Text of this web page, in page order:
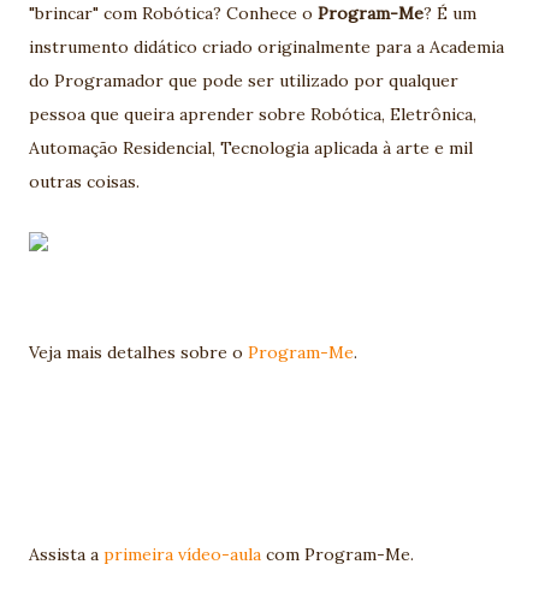
"brincar" com Robótica? Conhece o Program-Me? É um
instrumento didático criado originalmente para a Academia
do Programador que pode ser utilizado por qualquer
pessoa que queira aprender sobre Robótica, Eletrônica,
Automação Residencial, Tecnologia aplicada à arte e mil
outras coisas.
Veja mais detalhes sobre o Program-Me.
Assista a primeira vídeo-aula com Program-Me.